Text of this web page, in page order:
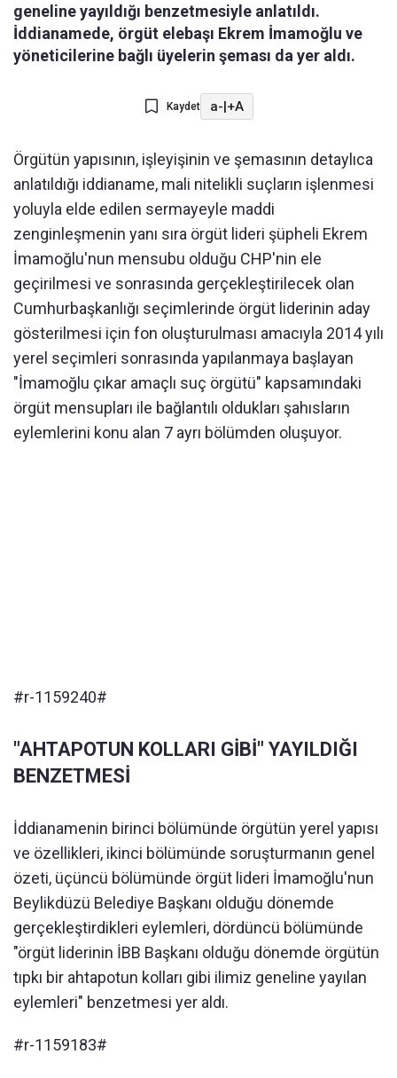
geneline yayıldığı benzetmesiyle anlatıldı.
İddianamede, örgüt elebaşı Ekrem İmamoğlu ve
yöneticilerine bağlı üyelerin şeması da yer aldı.
Kaydet a-|+A
Örgütün yapısının, işleyişinin ve şemasının detaylıca
anlatıldığı iddianame, mali nitelikli suçların işlenmesi
yoluyla elde edilen sermayeyle maddi
zenginleşmenin yanı sıra örgüt lideri şüpheli Ekrem
İmamoğlu'nun mensubu olduğu CHP'nin ele
geçirilmesi ve sonrasında gerçekleştirilecek olan
Cumhurbaşkanlığı seçimlerinde örgüt liderinin aday
gösterilmesi için fon oluşturulması amacıyla 2014 yılı
yerel seçimleri sonrasında yapılanmaya başlayan
"İmamoğlu çıkar amaçlı suç örgütü" kapsamındaki
örgüt mensupları ile bağlantılı oldukları şahısların
eylemlerini konu alan 7 ayrı bölümden oluşuyor.
#r-1159240#
"AHTAPOTUN KOLLARI GİBİ" YAYILDIĞI
BENZETMESİ
İddianamenin birinci bölümünde örgütün yerel yapısı
ve özellikleri, ikinci bölümünde soruşturmanın genel
özeti, üçüncü bölümünde örgüt lideri İmamoğlu'nun
Beylikdüzü Belediye Başkanı olduğu dönemde
gerçekleştirdikleri eylemleri, dördüncü bölümünde
"örgüt liderinin İBB Başkanı olduğu dönemde örgütün
tıpkı bir ahtapotun kolları gibi ilimiz geneline yayılan
eylemleri" benzetmesi yer aldı.
#r-1159183#